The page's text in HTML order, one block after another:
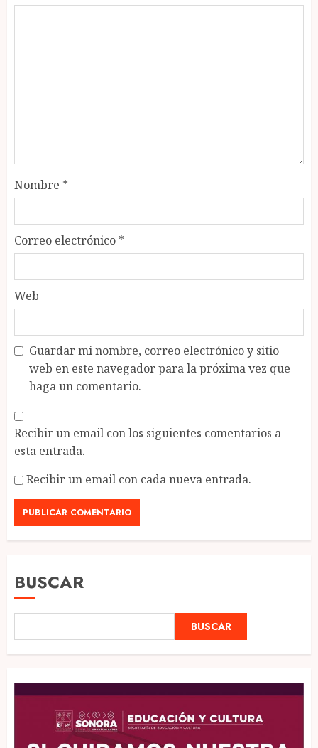
Nombre *
Correo electrónico *
Web
Guardar mi nombre, correo electrónico y sitio
web en este navegador para la próxima vez que
haga un comentario.
Recibir un email con los siguientes comentarios a
esta entrada.
Recibir un email con cada nueva entrada.
BUSCAR
BUSCAR